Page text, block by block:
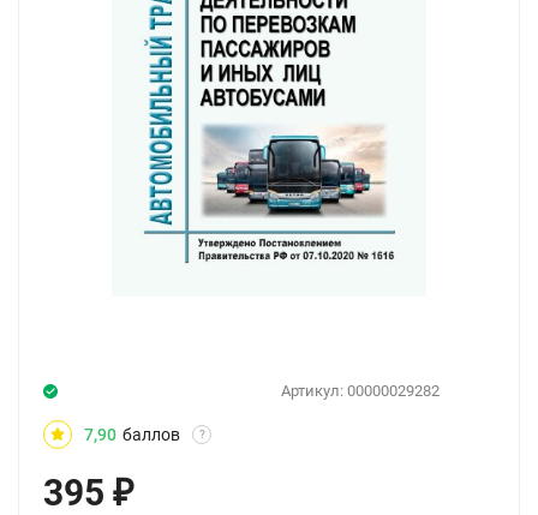
Артикул: 00000029282
7,90 баллов ?
395 ₽